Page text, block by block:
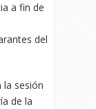
a fin de
del
la sesión
de la